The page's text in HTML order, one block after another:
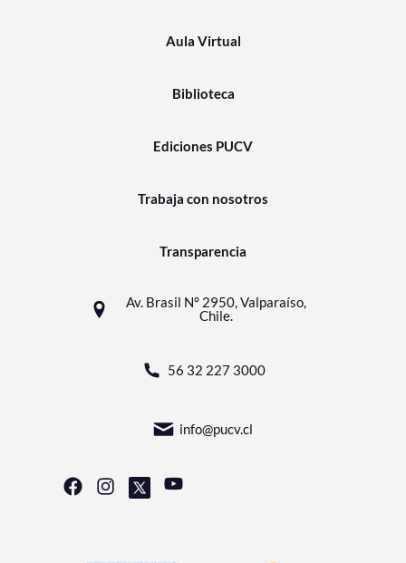
Aula Virtual
Biblioteca
Ediciones PUCV
Trabaja con nosotros
Transparencia
Av. Brasil N° 2950, Valparaíso,
Chile.
56 32 227 3000
info@pucv.cl